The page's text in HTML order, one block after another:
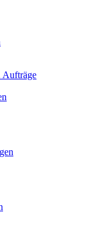
Aufträge